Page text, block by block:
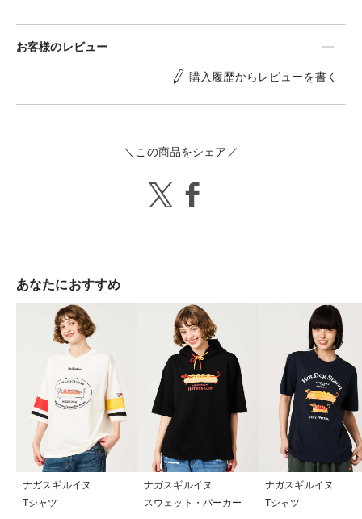
お客様のレビュー
購入履歴からレビューを書く
＼この商品をシェア／
あなたにおすすめ
ナガスギルイヌ
Tシャツ
ナガスギルイヌ
スウェット・パーカー
ナガスギルイヌ
Tシャツ